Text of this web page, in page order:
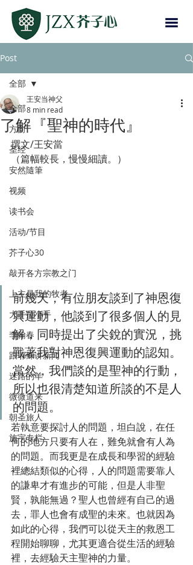
Post
全部
方向
圣经
安然隨筆
视频
读书会
活动/节目
芥子心30
敲开各方宗教之门
上主是我的牧者
大手拉小手
李翰春
跟耶稣讲新闻
迷路的羊
微微道来
朝圣旅人
施宇专栏
全部
了解『聖神的時代』
王安当神父
8 min read
撰文/王安當
（篇幅較長，慢慢細讀。）
前幾天，有位朋友談到了神恩復
興運動，他談到了很多個人的見
解，同時提出了尖銳的實況，挑
戰著我對神恩復興運動的認知。
當然，我們談的是聖神的行動，
所以也很清楚知道所談的不是人
的問題。
若執意要探討人的問題，坦白說，在任
何的地方只要有人在，難免就會有人為
的問題。而我更是在成長和學習的經驗
裡總結類似的心得，人的問題需要靠人
的謙卑才有進步的可能，但是人非聖
賢，孰能無過？聖人也曾經有自己的過
去，罪人也會有成聖的未來。也就因為
如此的心得，我們可以從天主的救恩工
程開始聊聊，尤其更適合從生活的經驗
裡，去經驗天主聖神的力量。